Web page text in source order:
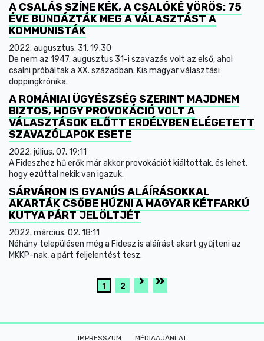
A CSALÁS SZÍNE KÉK, A CSALÓKÉ VÖRÖS: 75
ÉVE BUNDÁZTÁK MEG A VÁLASZTÁST A
KOMMUNISTÁK
2022. augusztus. 31. 19:30
De nem az 1947. augusztus 31-i szavazás volt az első, ahol
csalni próbáltak a XX. században. Kis magyar választási
doppingkrónika.
A ROMÁNIAI ÜGYÉSZSÉG SZERINT MAJDNEM
BIZTOS, HOGY PROVOKÁCIÓ VOLT A
VÁLASZTÁSOK ELŐTT ERDÉLYBEN ELÉGETETT
SZAVAZÓLAPOK ESETE
2022. július. 07. 19:11
A Fideszhez hű erők már akkor provokációt kiáltottak, és lehet,
hogy ezúttal nekik van igazuk.
SÁRVÁRON IS GYANÚS ALÁÍRÁSOKKAL
AKARTÁK CSŐBE HÚZNI A MAGYAR KÉTFARKÚ
KUTYA PÁRT JELÖLTJÉT
2022. március. 02. 18:11
Néhány településen még a Fidesz is aláírást akart gyűjteni az
MKKP-nak, a párt feljelentést tesz.
1 2
IMPRESSZUM MÉDIAAJÁNLAT